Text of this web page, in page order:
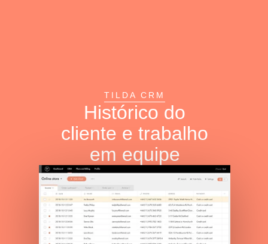
TILDA CRM
Histórico do
cliente e trabalho
em equipe